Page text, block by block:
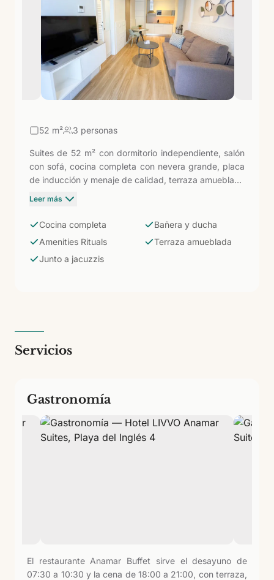
52 m² 3 personas
Suites de 52 m² con dormitorio independiente, salón
con sofá, cocina completa con nevera grande, placa
de inducción y menaje de calidad, terraza amueblada
y baño con bañera y ducha separadas y amenities
estancias de mayor duración o para quienes quieren
mercado de Playa del Inglés sin sacrificar el confort
de una suite bien acabada.
Leer más
Cocina completa
Bañera y ducha
Amenities Rituals
Terraza amueblada
Junto a jacuzzis
Servicios
Gastronomía
El restaurante Anamar Buffet sirve el desayuno de
07:30 a 10:30 y la cena de 18:00 a 21:00, con terraza,